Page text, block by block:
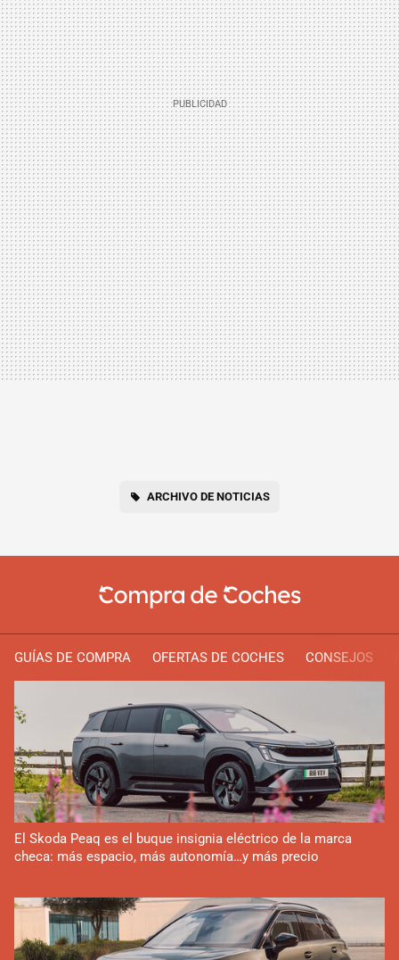
ARCHIVO DE NOTICIAS
GUÍAS DE COMPRA OFERTAS DE COCHES CONSEJOS
El Skoda Peaq es el buque insignia eléctrico de la marca
checa: más espacio, más autonomía…y más precio